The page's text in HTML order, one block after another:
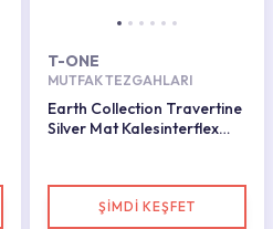
T-ONE
MUTFAK TEZGAHLARI
Earth Collection Travertine
Silver Mat Kalesinterflex
ŞİMDİ KEŞFET